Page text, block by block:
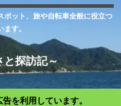
ポット、旅や自転車全般に役立つ
す。
と探訪記～
を利用しています。